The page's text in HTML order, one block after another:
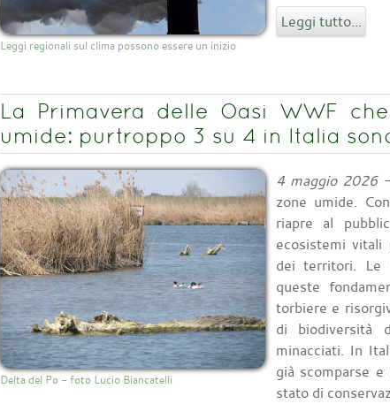
Leggi regionali sul clima possono essere un inizio
Leggi tutto...
La Primavera delle Oasi WWF
umide: purtroppo 3 su 4 in Italia
Delta del Po - foto Lucio Biancatelli
4 maggio 2026-
zone umide.
riapre al
ecosistemi vitali
dei territori. Le
queste
torbiere e
di biodiversità
minacciati. In
già scomparse
stato di